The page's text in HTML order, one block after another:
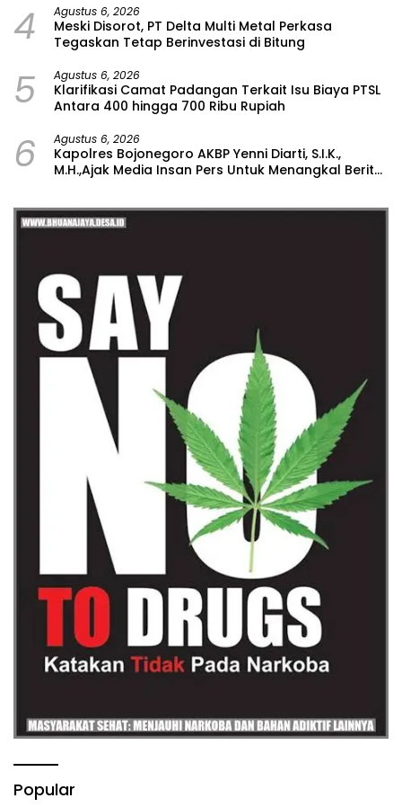
4 Agustus 6, 2026
Meski Disorot, PT Delta Multi Metal Perkasa
Tegaskan Tetap Berinvestasi di Bitung
5 Agustus 6, 2026
Klarifikasi Camat Padangan Terkait Isu Biaya PTSL
Antara 400 hingga 700 Ribu Rupiah
6 Agustus 6, 2026
Kapolres Bojonegoro AKBP Yenni Diarti, S.I.K.,
M.H.,Ajak Media Insan Pers Untuk Menangkal Berita
Popular